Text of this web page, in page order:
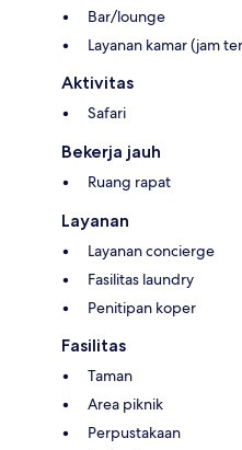
Bar/lounge
Layanan kamar (jam
Aktivitas
Safari
Bekerja jauh
Ruang rapat
Layanan
Layanan concierge
Fasilitas laundry
Penitipan koper
Fasilitas
Taman
Area piknik
Perpustakaan